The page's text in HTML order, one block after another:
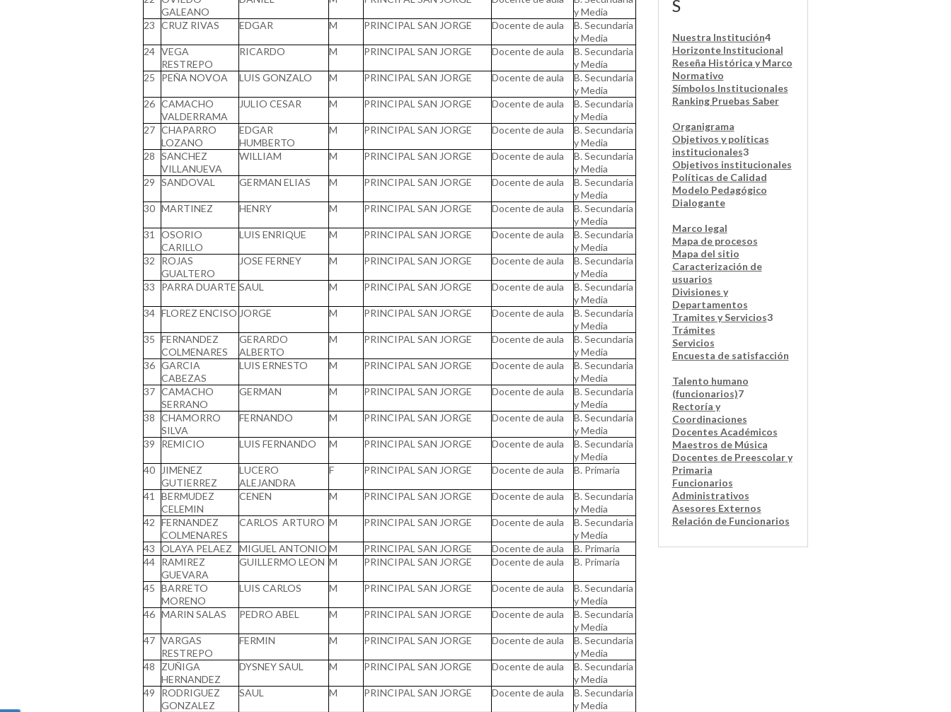
GALEANO
y Media
23
CRUZ RIVAS EDGAR M PRINCIPAL SAN JORGE Docente de aula
B. Secundaria
y Media
24 VEGA
RESTREPO
RICARDO M PRINCIPAL SAN JORGE Docente de aula
B. Secundaria
y Media
25
PEÑA NOVOA LUIS GONZALO M PRINCIPAL SAN JORGE Docente de aula
B. Secundaria
y Media
26 CAMACHO
VALDERRAMA
JULIO CESAR M PRINCIPAL SAN JORGE Docente de aula
B. Secundaria
y Media
27 CHAPARRO
LOZANO
EDGAR
HUMBERTO
M PRINCIPAL SAN JORGE Docente de aula
B. Secundaria
y Media
28
SANCHEZ
VILLANUEVA
WILLIAM M PRINCIPAL SAN JORGE Docente de aula
B. Secundaria
y Media
29
SANDOVAL GERMAN ELIAS M PRINCIPAL SAN JORGE Docente de aula
B. Secundaria
y Media
30 MARTINEZ HENRY M PRINCIPAL SAN JORGE Docente de aula
B. Secundaria
y Media
31
OSORIO
CARILLO
LUIS ENRIQUE M PRINCIPAL SAN JORGE Docente de aula
B. Secundaria
y Media
32
ROJAS
GUALTERO
JOSE FERNEY M PRINCIPAL SAN JORGE Docente de aula
B. Secundaria
y Media
33
PARRA DUARTE SAUL M PRINCIPAL SAN JORGE Docente de aula
B. Secundaria
y Media
34 FLOREZ ENCISO JORGE M PRINCIPAL SAN JORGE Docente de aula
B. Secundaria
y Media
35
FERNANDEZ
COLMENARES
GERARDO
ALBERTO
M PRINCIPAL SAN JORGE Docente de aula
B. Secundaria
y Media
36 GARCIA
CABEZAS
LUIS ERNESTO M PRINCIPAL SAN JORGE Docente de aula
B. Secundaria
y Media
37 CAMACHO
SERRANO
GERMAN M PRINCIPAL SAN JORGE Docente de aula
B. Secundaria
y Media
38
CHAMORRO
SILVA
FERNANDO M PRINCIPAL SAN JORGE Docente de aula
B. Secundaria
y Media
39
REMICIO LUIS FERNANDO M PRINCIPAL SAN JORGE Docente de aula
B. Secundaria
y Media
40
JIMENEZ
GUTIERREZ
LUCERO
ALEJANDRA
F PRINCIPAL SAN JORGE Docente de aula B. Primaria
41
BERMUDEZ
CELEMIN
CENEN M PRINCIPAL SAN JORGE Docente de aula
B. Secundaria
y Media
42
FERNANDEZ
COLMENARES
CARLOS ARTURO M PRINCIPAL SAN JORGE Docente de aula
B. Secundaria
y Media
43
OLAYA PELAEZ MIGUEL ANTONIO M PRINCIPAL SAN JORGE Docente de aula
B. Primaria
44 RAMIREZ
GUEVARA
GUILLERMO LEON M PRINCIPAL SAN JORGE Docente de aula B. Primaria
45
BARRETO
MORENO
LUIS CARLOS M PRINCIPAL SAN JORGE Docente de aula
B. Secundaria
y Media
46 MARIN SALAS PEDRO ABEL M PRINCIPAL SAN JORGE Docente de aula
B. Secundaria
y Media
47 VARGAS
RESTREPO
FERMIN M PRINCIPAL SAN JORGE Docente de aula
B. Secundaria
y Media
48
ZUÑIGA
HERNANDEZ
DYSNEY SAUL M PRINCIPAL SAN JORGE Docente de aula
B. Secundaria
y Media
49
RODRIGUEZ
GONZALEZ
SAUL M PRINCIPAL SAN JORGE Docente de aula
B. Secundaria
y Media
S
Nuestra Institución4
Horizonte Institucional
Reseña Histórica y Marco
Normativo
Símbolos Institucionales
Ranking Pruebas Saber
Organigrama
Objetivos y políticas
institucionales3
Objetivos institucionales
Políticas de Calidad
Modelo Pedagógico
Dialogante
Marco legal
Mapa de procesos
Mapa del sitio
Caracterización de
usuarios
Divisiones y
Departamentos
Tramites y Servicios3
Trámites
Servicios
Encuesta de satisfacción
Talento humano
(funcionarios)7
Rectoría y
Coordinaciones
Docentes Académicos
Maestros de Música
Docentes de Preescolar y
Primaria
Funcionarios
Administrativos
Asesores Externos
Relación de Funcionarios